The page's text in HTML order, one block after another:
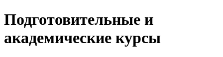
Подготовительные и
академические курсы